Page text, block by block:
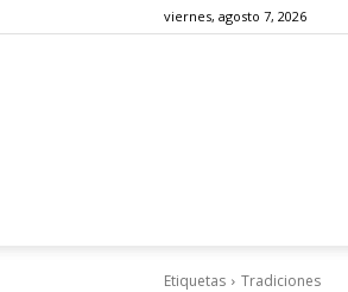
viernes, agosto 7, 2026
Etiquetas Tradiciones